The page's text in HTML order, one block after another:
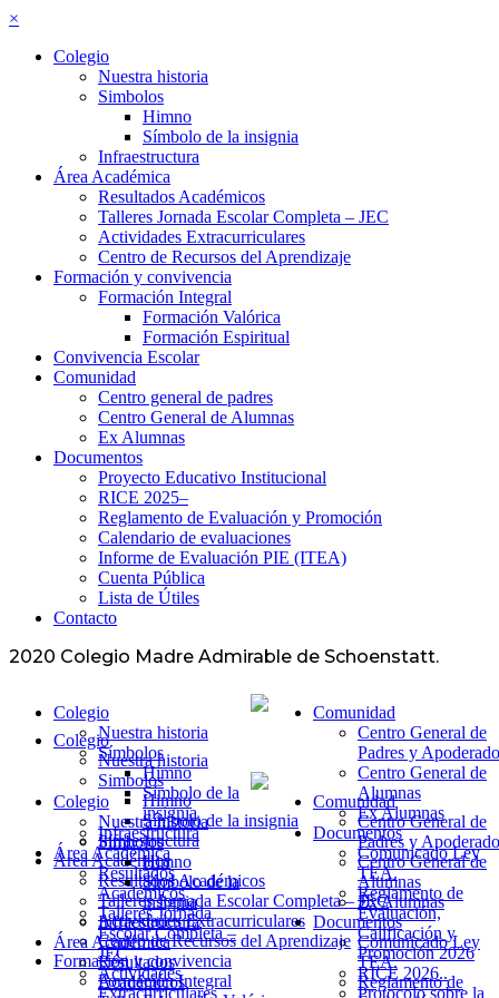
×
Colegio
Nuestra historia
Simbolos
Himno
Símbolo de la insignia
Infraestructura
Área Académica
Resultados Académicos
Talleres Jornada Escolar Completa – JEC
Actividades Extracurriculares
Centro de Recursos del Aprendizaje
Formación y convivencia
Formación Integral
Formación Valórica
Formación Espiritual
Convivencia Escolar
Comunidad
Centro general de padres
Centro General de Alumnas
Ex Alumnas
Documentos
Proyecto Educativo Institucional
RICE 2025–
Reglamento de Evaluación y Promoción
Calendario de evaluaciones
Informe de Evaluación PIE (ITEA)
Cuenta Pública
Lista de Útiles
Contacto
2020 Colegio Madre Admirable de Schoenstatt.
Colegio
Nuestra historia
Símbolos
Himno
Símbolo de la
insignia
Infraestructura
Área Académica
Resultados
Académicos
Comunidad
Centro General de
Padres y
Centro General de
Alumnas
Ex Alumnas
Documentos
Comunicado Ley
TEA.
Reglamento de
Colegio
Nuestra historia
Símbolos
Himno
Símbolo de la
insignia
Infraestructura
Área Académica
Resultados
Académicos
Talleres Jornada
Escolar Completa –
JEC
Actividades
Extracurriculares
Comunidad
Centro General de
Padres y
Centro General de
Alumnas
Ex Alumnas
Documentos
Comunicado Ley
TEA.
Reglamento de
Evaluación,
Calificación y
Promoción 2026
RICE 2026..
Protocolo sobre la
Colegio
Nuestra historia
Simbolos
Himno
Símbolo de la insignia
Infraestructura
Área Académica
Resultados Académicos
Talleres Jornada Escolar Completa – JEC
Actividades Extracurriculares
Centro de Recursos del Aprendizaje
Formación y convivencia
Formación Integral